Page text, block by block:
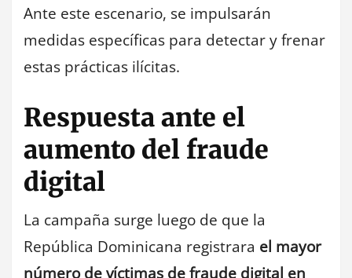
Ante este escenario, se impulsarán
medidas específicas para detectar y frenar
estas prácticas ilícitas.
Respuesta ante el
aumento del fraude
digital
La campaña surge luego de que la
República Dominicana registrara el mayor
número de víctimas de fraude digital en